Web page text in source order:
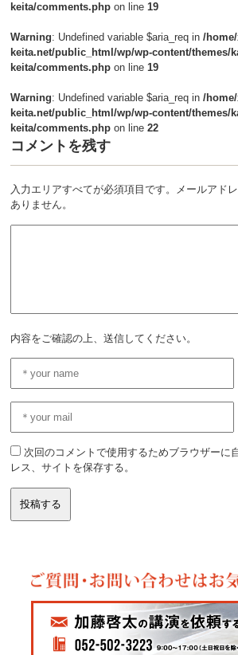
keita/comments.php on line19
Warning: Undefined variable $aria_req in/
keita.net/public_html/wp/wp-content/themes/
keita/comments.php on line19
Warning: Undefined variable $aria_req in/
keita.net/public_html/wp/wp-content/themes/
keita/comments.php on line22
コメントを残す
入力エリアすべてが必須項目です。メールアド
ありません。
内容をご確認の上、送信してください。
次回のコメントで使用するためブラウザーに
レス、サイトを保存する。